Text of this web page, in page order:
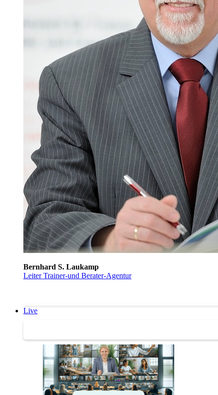
Bernhard S. Laukamp
Leiter Trainer-und Berater-Agentur
Live